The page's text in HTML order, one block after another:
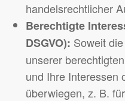
handelsrechtlicher
Berechtigte
DSGVO): Soweit
unserer
und Ihre Interessen
überwiegen, z. B.